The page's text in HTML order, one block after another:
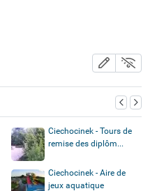
Ciechocinek - Tours de
remise des diplôm...
Ciechocinek - Aire de
jeux aquatique